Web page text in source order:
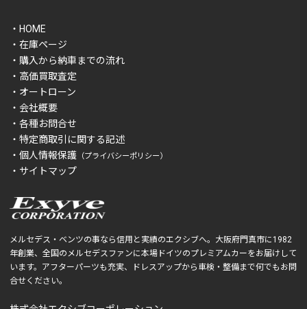
メルセデス・ベンツの事なら信用と実績のエクシブへ。大阪府門真市に1982
年創業、全国のメルセデスファンに本場ドイツのプレミアムカーをお届けして
います。アフターパーツも充実、ドレスアップから車検・整備まで何でもお問
合せください。
・HOME
・在庫ページ
・購入から納車までの流れ
・高価買取査定
・オートローン
・会社概要
・各種お問合せ
・特定商取引に関する記述
・個人情報保護 （プライバシーポリシー）
・サイトマップ